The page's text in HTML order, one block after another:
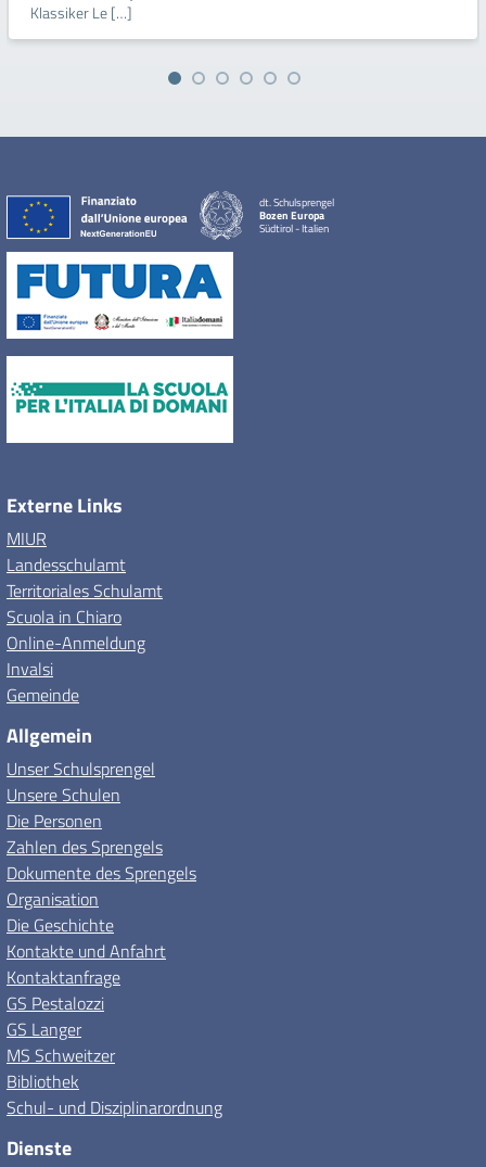
Klassiker Le […]
dt. Schulsprengel
Bozen Europa
Südtirol - Italien
Externe Links
MIUR
Landesschulamt
Territoriales Schulamt
Scuola in Chiaro
Online-Anmeldung
Invalsi
Gemeinde
Allgemein
Unser Schulsprengel
Unsere Schulen
Die Personen
Zahlen des Sprengels
Dokumente des Sprengels
Organisation
Die Geschichte
Kontakte und Anfahrt
Kontaktanfrage
GS Pestalozzi
GS Langer
MS Schweitzer
Bibliothek
Schul- und Disziplinarordnung
Dienste